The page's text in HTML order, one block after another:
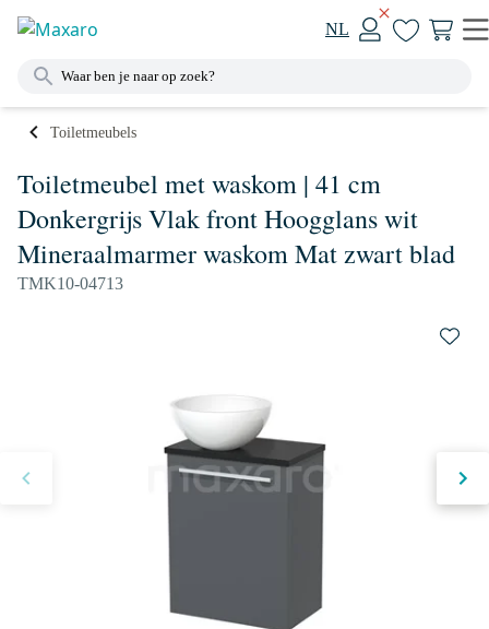
NL
Toiletmeubels
Toiletmeubel met waskom | 41 cm
Donkergrijs Vlak front Hoogglans wit
Mineraalmarmer waskom Mat zwart blad
TMK10-04713